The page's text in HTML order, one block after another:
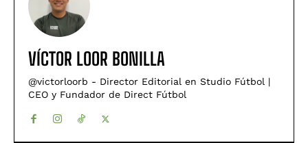
VÍCTOR LOOR BONILLA
@victorloorb - Director Editorial en Studio Fútbol |
CEO y Fundador de Direct Fútbol